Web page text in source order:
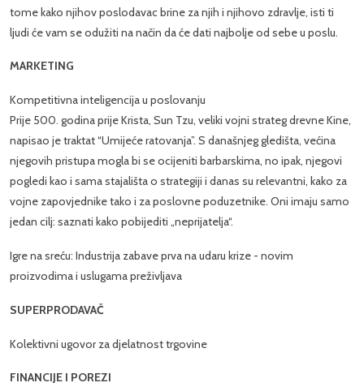
tome kako njihov poslodavac brine za njih i njihovo zdravlje, isti ti
ljudi će vam se odužiti na način da će dati najbolje od sebe u poslu.
MARKETING
Kompetitivna inteligencija u poslovanju
Prije 500. godina prije Krista, Sun Tzu, veliki vojni strateg drevne Kine,
napisao je traktat “Umijeće ratovanja”. S današnjeg gledišta, većina
njegovih pristupa mogla bi se ocijeniti barbarskima, no ipak, njegovi
pogledi kao i sama stajališta o strategiji i danas su relevantni, kako za
vojne zapovjednike tako i za poslovne poduzetnike. Oni imaju samo
jedan cilj: saznati kako pobijediti „neprijatelja“.
Igre na sreću: Industrija zabave prva na udaru krize - novim
proizvodima i uslugama preživljava
SUPERPRODAVAČ
Kolektivni ugovor za djelatnost trgovine
FINANCIJE I POREZI